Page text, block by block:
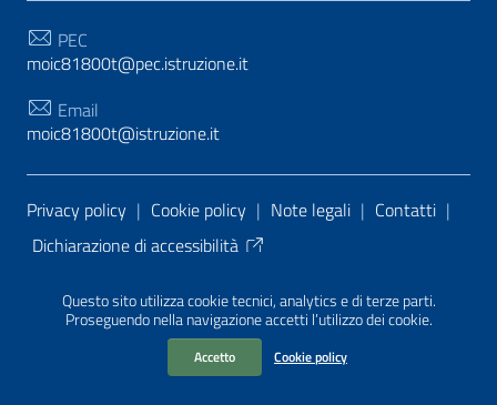
Questo sito utilizza cookie tecnici, analytics e di terze parti.
Proseguendo nella navigazione accetti l’utilizzo dei cookie.
Accetto Cookie policy
PEC
moic81800t@pec.istruzione.it
Email
moic81800t@istruzione.it
Sezione Link Utili
Privacy policy | Cookie policy | Note legali | Contatti |
Dichiarazione di accessibilità
PA di AgID
| Realizzato con WordPress
da